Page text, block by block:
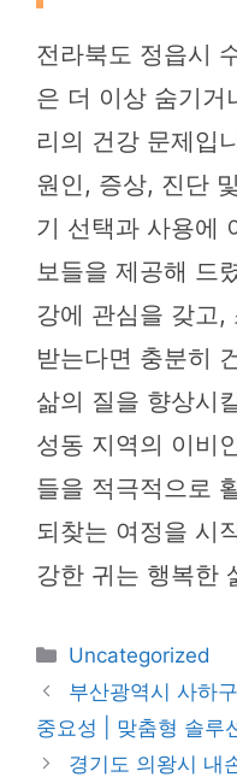
전라북도 정읍시
은 더 이상 숨기거
리의 건강 문제입
원인, 증상, 진단
기 선택과 사용에
보들을 제공해 드
강에 관심을 갖고,
받는다면 충분히
삶의 질을 향상시
성동 지역의 이비
들을 적극적으로
되찾는 여정을 시
강한 귀는 행복한
카
테
고
리
Uncategorized
부산광역시 사하
중요성 | 맞춤형 솔루
경기도 의왕시 내